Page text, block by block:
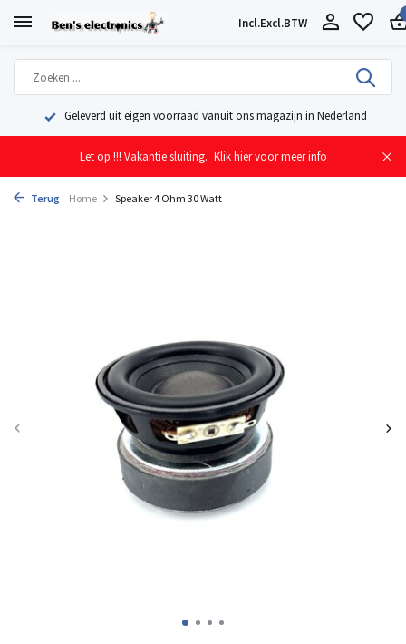
Incl.Excl.BTW
Geleverd uit eigen voorraad vanuit ons magazijn in Nederland
Let op !!! Vakantie sluiting. Klik hier voor meer info
Terug Home Speaker 4 Ohm 30 Watt